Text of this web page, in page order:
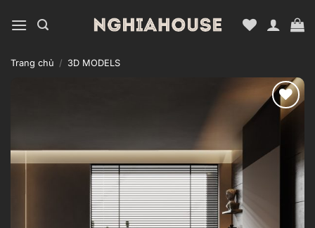
qua
dung
Trang chủ / 3D MODELS
Add to